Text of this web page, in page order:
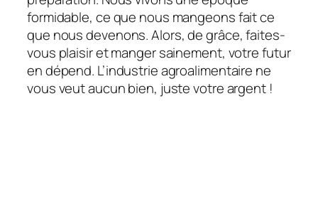
formidable, ce que nous mangeons fait ce
que nous devenons. Alors, de grâce, faites-
vous plaisir et manger sainement, votre futur
en dépend. L’industrie agroalimentaire ne
vous veut aucun bien, juste votre argent !